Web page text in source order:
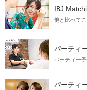
IBJ
他と比べて
パーティ
パーティー
パーティ